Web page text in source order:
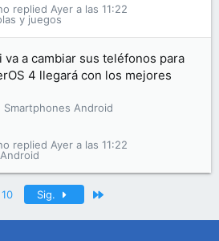
y juegos
Ayer a las 11:22
va a cambiar sus teléfonos para
4 llegará con los mejores
Smartphones Android
Ayer a las 11:22
Sig.